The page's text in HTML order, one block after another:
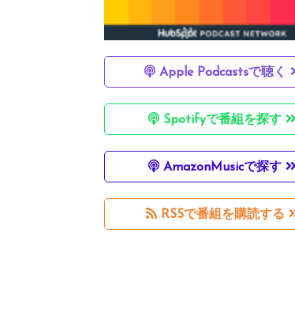
Apple Podcastsで聴く
Spotifyで番組を探す
AmazonMusicで探す
RSSで番組を購読する